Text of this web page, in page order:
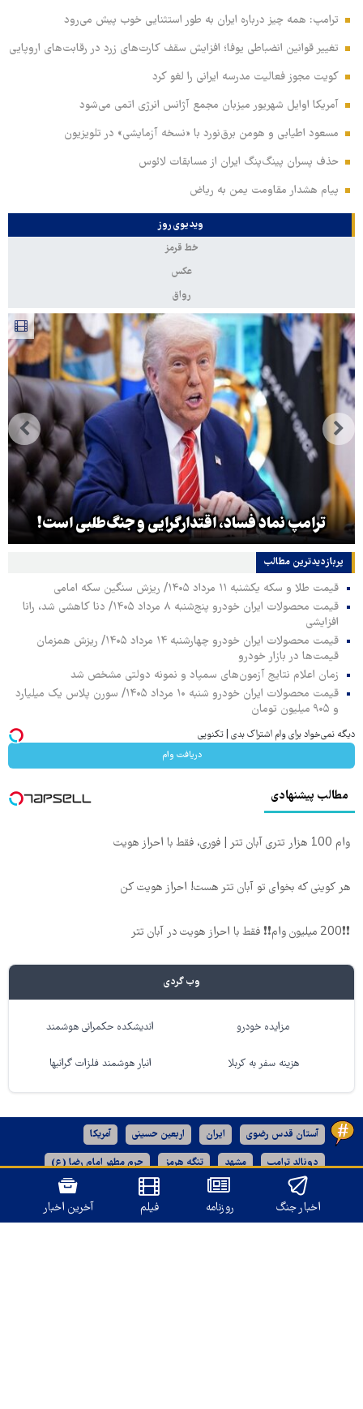
ترامپ: همه چیز درباره ایران به طور استثنایی خوب پیش می‌رود
تغییر قوانین انضباطی یوفا؛ افزایش سقف کارت‌های زرد در رقابت‌های اروپایی
کویت مجوز فعالیت مدرسه ایرانی را لغو کرد
آمریکا اوایل شهریور میزبان مجمع آژانس انرژی اتمی می‌شود
مسعود اطیابی و هومن برق‌نورد با «نسخه آزمایشی» در تلویزیون
حذف پسران پینگ‌پنگ ایران از مسابقات لائوس
پیام هشدار مقاومت یمن به ریاض
ویدیوی روز
خط قرمز
عکس
رواق
ترامپ نماد فساد، اقتدارگرایی و جنگ‌طلبی است!
پربازدیدترین‌ مطالب
قیمت طلا و سکه یکشنبه ۱۱ مرداد ۱۴۰۵/ ریزش سنگین سکه امامی
قیمت محصولات ایران خودرو پنج‌شنبه ۸ مرداد ۱۴۰۵/ دنا کاهشی شد، رانا
افزایشی
قیمت محصولات ایران خودرو چهارشنبه ۱۴ مرداد ۱۴۰۵/ ریزش همزمان
قیمت‌ها در بازار خودرو
زمان اعلام نتایج آزمون‌های سمپاد و نمونه دولتی مشخص شد
قیمت محصولات ایران خودرو شنبه ۱۰ مرداد ۱۴۰۵/ سورن پلاس یک میلیارد
و ۹۰۵ میلیون تومان
دیگه نمی‌خواد برای وام اشتراک بدی | تکنوپی
دریافت وام
مطالب پیشنهادی
وام 100 هزار تتری آبان تتر | فوری، فقط با احراز هویت
هر کوینی که بخوای تو آبان تتر هست! احراز هویت کن
❗❗200 میلیون وام❗❗ فقط با احراز هویت در آبان تتر
وب گردی
مزایده خودرو اندیشکده حکمرانی هوشمند
هزینه سفر به کربلا انبار هوشمند فلزات گرانبها
آستان قدس رضوی ایران اربعین حسینی آمریکا
دونالد ترامپ مشهد تنگه هرمز حرم مطهر امام رضا (ع)
رژیم صهیونیستی خراسان رضوی
اخبار جنگ روزنامه فیلم آخرین اخبار